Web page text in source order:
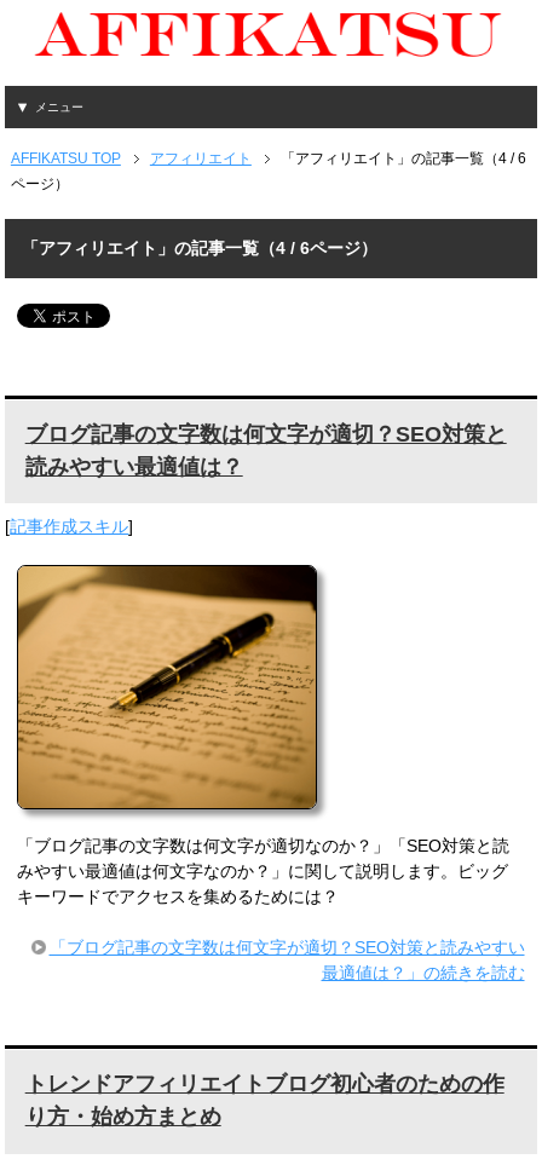
メニュー
AFFIKATSU TOP アフィリエイト
「アフィリエイト」の記事一覧（4 / 6
ページ）
「アフィリエイト」の記事一覧（4 / 6ページ）
ブログ記事の文字数は何文字が適切？SEO対策と
読みやすい最適値は？
[記事作成スキル]
「ブログ記事の文字数は何文字が適切なのか？」「SEO対策と読
みやすい最適値は何文字なのか？」に関して説明します。ビッグ
キーワードでアクセスを集めるためには？
「ブログ記事の文字数は何文字が適切？SEO対策と読みやすい
最適値は？」の続きを読む
トレンドアフィリエイトブログ初心者のための作
り方・始め方まとめ